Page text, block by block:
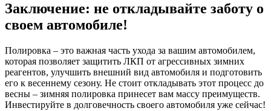
Заключение: не откладывайте заботу о
своем автомобиле!
Полировка – это важная часть ухода за вашим автомобилем,
которая позволяет защитить ЛКП от агрессивных зимних
реагентов, улучшить внешний вид автомобиля и подготовить
его к весеннему сезону. Не стоит откладывать этот процесс до
весны – зимняя полировка принесет вам массу преимуществ.
Инвестируйте в долговечность своего автомобиля уже сейчас!